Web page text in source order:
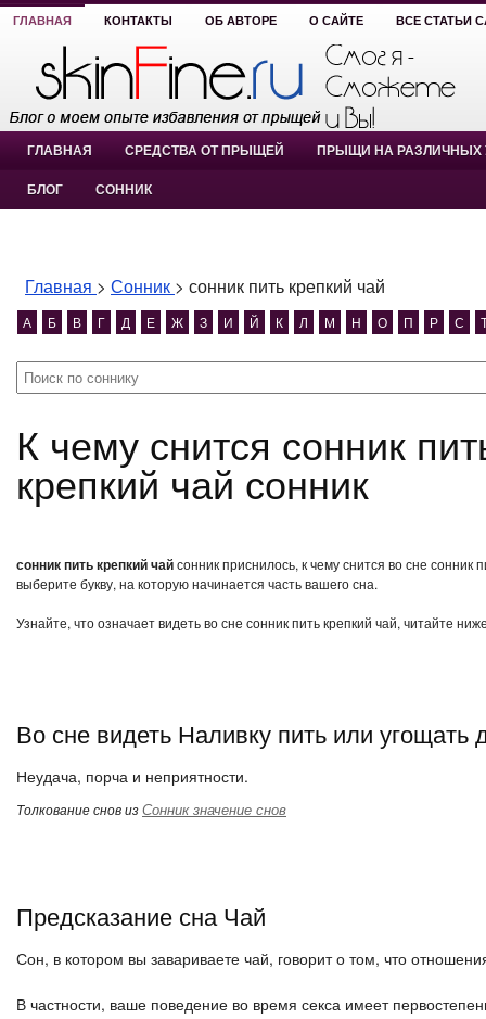
ГЛАВНАЯ КОНТАКТЫ ОБ АВТОРЕ О САЙТЕ ВСЕ СТАТЬИ
ГЛАВНАЯ СРЕДСТВА ОТ ПРЫЩЕЙ ПРЫЩИ НА РАЗЛИЧНЫХ
БЛОГ СОННИК
Главная > Сонник > сонник пить крепкий чай
А Б В Г Д Е Ж З И Й К Л М Н О П Р С
К чему снится сонник пить крепкий чай? сонник пить
крепкий чай сонник
сонник пить крепкий чайсонник приснилось, к чему снится во сне
выберите букву, на которую начинается часть вашего сна.
Узнайте, что означает видеть во сне сонник пить крепкий чай, читайте
Во сне видеть Наливку пить или угощать
Неудача, порча и неприятности.
Толкование снов изСонник значение снов
Предсказание сна Чай
Сон, в котором вы завариваете чай, говорит о том, что
В частности, ваше поведение во время секса имеет